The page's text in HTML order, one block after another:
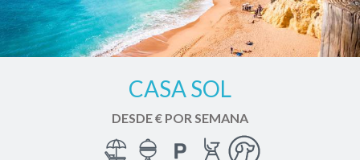
CASA SOL
DESDE € POR SEMANA